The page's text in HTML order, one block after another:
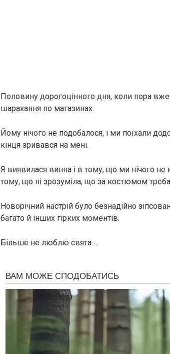
Половину дорогоцінного дня, коли пора
шарахання по магазинах.
Йому нічого не подобалося, і ми поїхали
кінця зривався на мені.
Я виявилася винна і в тому, що ми нічого не
тому, що ні зрозуміла, що за костюмом треба
Новорічний настрій було безнадійно
багато й інших гірких моментів.
Більше не люблю свята …